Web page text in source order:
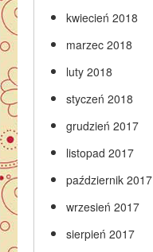
kwiecień 2018
marzec 2018
luty 2018
styczeń 2018
grudzień 2017
listopad 2017
październik 2017
wrzesień 2017
sierpień 2017